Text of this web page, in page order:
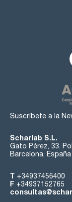
Suscríbete a la
Scharlab S.L.
Gato Pérez, 33.
Barcelona, España
T +34937456400
F +34937152765